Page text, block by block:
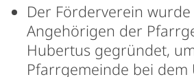
Der Förderverein wurde
Angehörigen der
Hubertus gegründet,
Pfarrgemeinde bei dem